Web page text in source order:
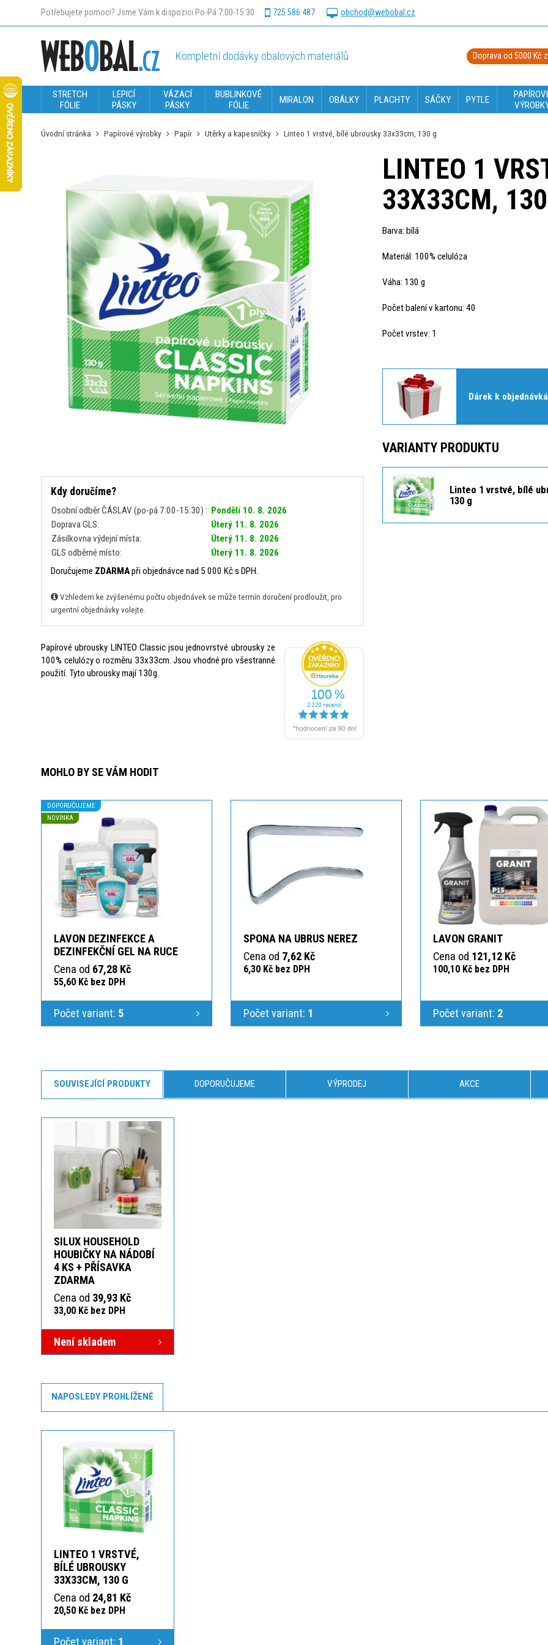
Potřebujete pomoci? Jsme Vám k dispozici Po-Pá 7:00-15:30 725 586 487 obchod@webobal.cz
Kompletní dodávky obalových materiálů Doprava od 5000 Kč
STRETCH
FÓLIE
LEPICÍ
PÁSKY
VÁZACÍ
PÁSKY
BUBLINKOVÉ
FÓLIE
MIRALON OBÁLKY PLACHTY SÁČKY PYTLE
Úvodní stránka Papírové výrobky Papír Utěrky a kapesníčky Linteo 1 vrstvé, bílé ubrousky 33x33cm, 130 g
Kdy doručíme?
Osobní odběr ČÁSLAV (po-pá 7:00-15:30) : Pondělí 10. 8. 2026
Doprava GLS:
Úterý 11. 8. 2026
Zásilkovna výdejní místa:
Úterý 11. 8. 2026
GLS odběrné místo:
Úterý 11. 8. 2026
Doručujeme ZDARMApři objednávce nad 5 000 Kč s DPH.
Vzhledem ke zvýšenému počtu objednávek se může termín doručení prodloužit, pro
urgentní objednávky volejte.
Papírové ubrousky LINTEO Classic jsou jednovrstvé ubrousky ze
100% celulózy o rozměru 33x33cm. Jsou vhodné pro všestranné
použití. Tyto ubrousky mají 130g.
LINTEO 1
33X33CM,
Barva: bílá
Materiál: 100% celulóza
Váha: 130 g
Počet balení v kartonu: 40
Počet vrstev: 1
Dárek k
VARIANTY PRODUKTU
Linteo 1 vrstvé, bílé
130 g
MOHLO BY SE VÁM HODIT
DOPORUČUJEME
NOVINKA
LAVON DEZINFEKCE A
DEZINFEKČNÍ GEL NA RUCE
Cena od 67,28 Kč
55,60 Kč bez DPH
Počet variant: 5
SPONA NA UBRUS NEREZ
Cena od 7,62 Kč
6,30 Kč bez DPH
Počet variant: 1
LAVON GRANIT
Cena od 121,12 Kč
100,10 Kč bez DPH
Počet variant: 2
SOUVISEJÍCÍ PRODUKTY DOPORUČUJEME VÝPRODEJ AKCE
SILUX HOUSEHOLD
HOUBIČKY NA NÁDOBÍ
4 KS + PŘÍSAVKA
ZDARMA
Cena od 39,93 Kč
33,00 Kč bez DPH
Není skladem
NAPOSLEDY PROHLÍŽENÉ
LINTEO 1 VRSTVÉ,
BÍLÉ UBROUSKY
33X33CM, 130 G
Cena od 24,81 Kč
20,50 Kč bez DPH
Počet variant: 1